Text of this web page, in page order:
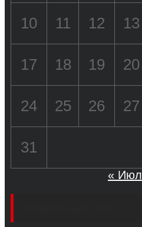
10 11 12 13
17 18 19 20
24 25 26 27
31
« Июл